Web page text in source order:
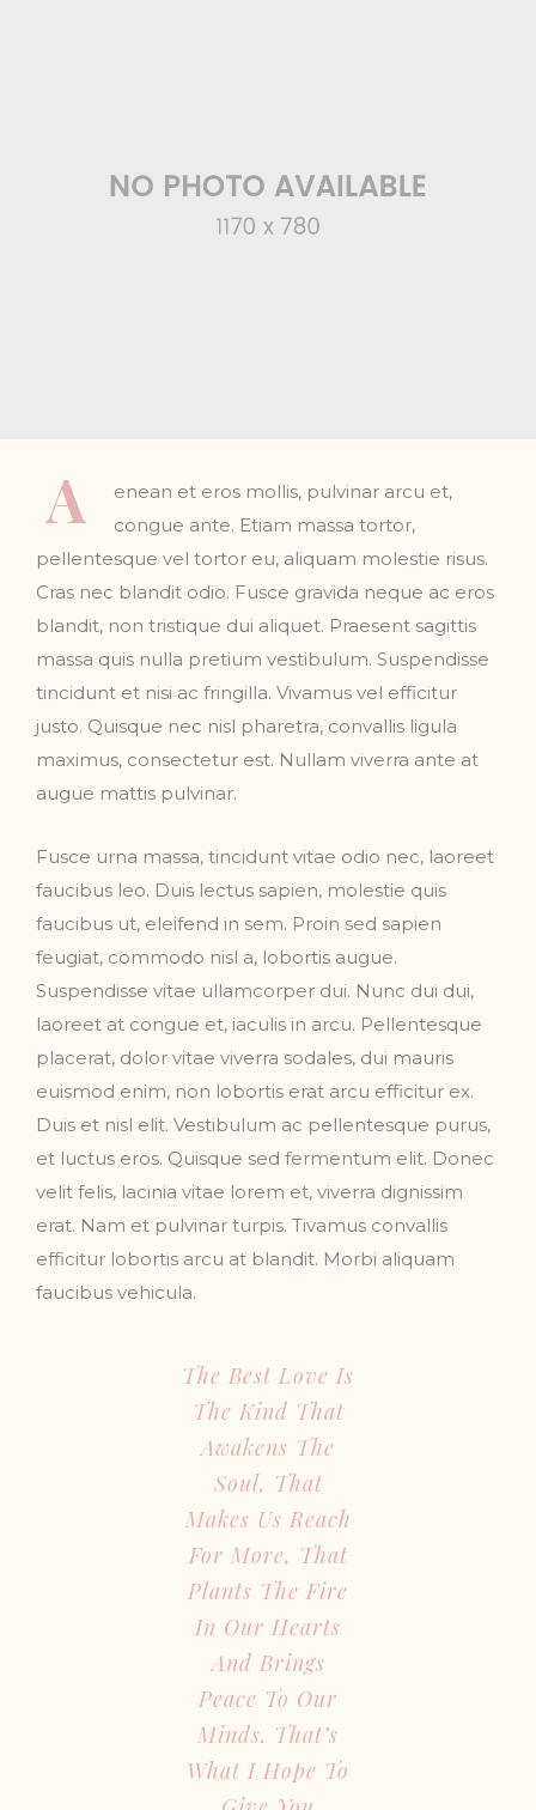
A
enean et eros mollis, pulvinar arcu et,
congue ante. Etiam massa tortor,
pellentesque vel tortor eu, aliquam molestie risus.
Cras nec blandit odio. Fusce gravida neque ac eros
blandit, non tristique dui aliquet. Praesent sagittis
massa quis nulla pretium vestibulum. Suspendisse
tincidunt et nisi ac fringilla. Vivamus vel efficitur
justo. Quisque nec nisl pharetra, convallis ligula
maximus, consectetur est. Nullam viverra ante at
augue mattis pulvinar.
Fusce urna massa, tincidunt vitae odio nec, laoreet
faucibus leo. Duis lectus sapien, molestie quis
faucibus ut, eleifend in sem. Proin sed sapien
feugiat, commodo nisl a, lobortis augue.
Suspendisse vitae ullamcorper dui. Nunc dui dui,
laoreet at congue et, iaculis in arcu. Pellentesque
placerat, dolor vitae viverra sodales, dui mauris
euismod enim, non lobortis erat arcu efficitur ex.
Duis et nisl elit. Vestibulum ac pellentesque purus,
et luctus eros. Quisque sed fermentum elit. Donec
velit felis, lacinia vitae lorem et, viverra dignissim
erat. Nam et pulvinar turpis. Tivamus convallis
efficitur lobortis arcu at blandit. Morbi aliquam
faucibus vehicula.
The Best Love Is
The Kind That
Awakens The
Soul, That
Makes Us Reach
For More, That
Plants The Fire
In Our Hearts
And Brings
Peace To Our
Minds. That’s
What I Hope To